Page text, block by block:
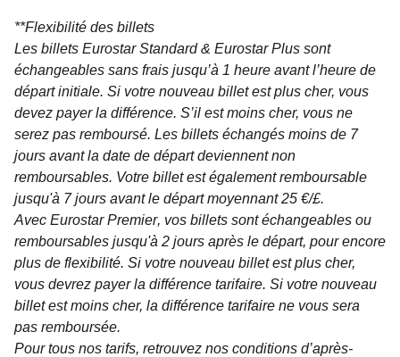
**Flexibilité des billets
Les billets Eurostar Standard & Eurostar Plus sont
échangeables sans frais jusqu’à 1 heure avant l’heure de
départ initiale. Si votre nouveau billet est plus cher, vous
devez payer la différence. S’il est moins cher, vous ne
serez pas remboursé. Les billets échangés moins de 7
jours avant la date de départ deviennent non
remboursables. Votre billet est également remboursable
jusqu'à 7 jours avant le départ moyennant 25 €/£.
Avec Eurostar Premier, vos billets sont échangeables ou
remboursables jusqu'à 2 jours après le départ, pour encore
plus de flexibilité. Si votre nouveau billet est plus cher,
vous devrez payer la différence tarifaire. Si votre nouveau
billet est moins cher, la différence tarifaire ne vous sera
pas remboursée.
Pour tous nos tarifs, retrouvez nos conditions d’après-